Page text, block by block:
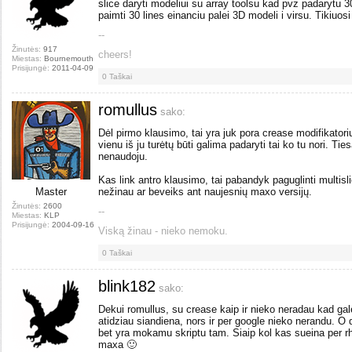
Žinutės: 917
Miestas: Bournemouth
Prisijungė: 2011-04-09
slice daryti modeliui su array toolsu kad pvz padarytu
paimti 30 lines einanciu palei 3D modeli i virsu.
--
cheers!
0 Taškai
Master
Žinutės: 2600
Miestas: KLP
Prisijungė: 2004-09-16
romullus sako:
Dėl pirmo klausimo, tai yra juk pora crease
vienu iš ju turėtų būti galima padaryti tai ko tu nori.
nenaudoju.
Kas link antro klausimo, tai pabandyk paguglinti
nežinau ar beveiks ant naujesnių maxo versijų.
--
Viską žinau - nieko nemoku.
0 Taškai
blink182 sako:
Dekui romullus, su crease kaip ir nieko neradau kad
atidziau siandiena, nors ir per google nieko nerandu.
bet yra mokamu skriptu tam. Siaip kol kas sueina per
maxa 🙂